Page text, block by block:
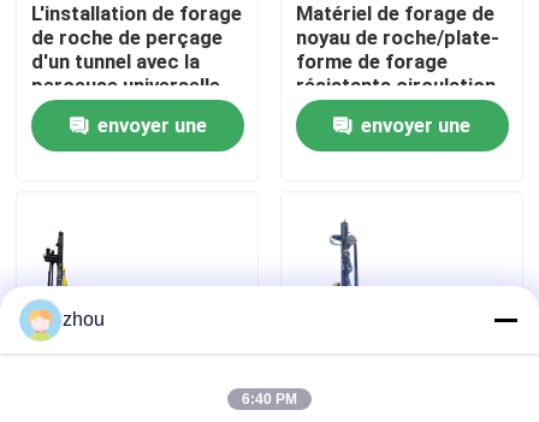
Visite d'usine
Contrôle de qualité
Nouvelles
Cas
Demandez une citation
L'installation de forage
de roche de perçage
d'un tunnel avec la
perceuse universelle
forte arment 360
degrés envoyer une
Matériel de forage de
noyau de roche/plate-
forme de forage
résistants circulation
d'inverse
envoyer une
zhou
6:40 PM